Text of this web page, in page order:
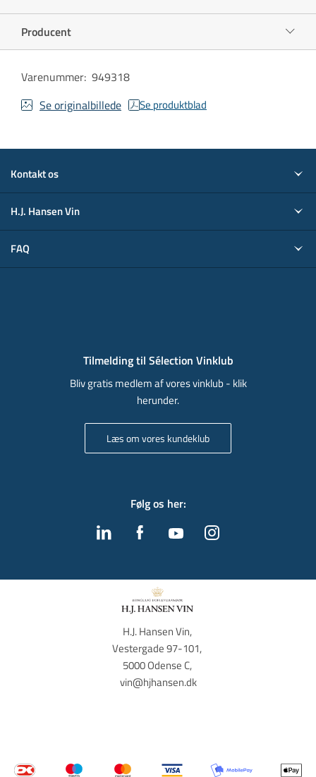
Producent
Varenummer: 949318
Se originalbillede
Se produktblad
Kontakt os
H.J. Hansen Vin
FAQ
Tilmelding til Sélection Vinklub
Bliv gratis medlem af vores vinklub - klik
herunder.
Læs om vores kundeklub
Følg os her:
H.J. Hansen Vin,
Vestergade 97-101,
5000 Odense C,
vin@hjhansen.dk